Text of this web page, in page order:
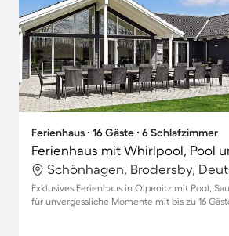
Ferienhaus ∙ 16 Gäste ∙ 6 Schlafzimmer
Ferienhaus mit Whirlpool, Pool
Schönhagen, Brodersby,
Exklusives Ferienhaus in Olpenitz mit Pool,
für unvergessliche Momente mit bis zu 16